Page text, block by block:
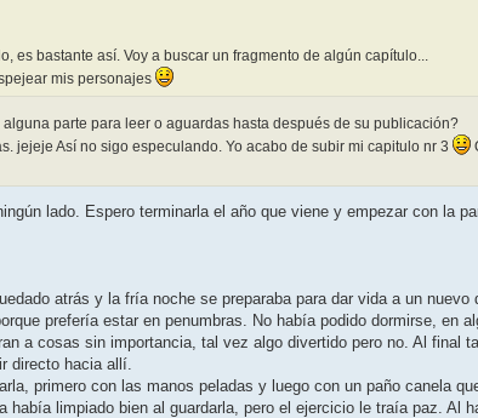
es bastante así. Voy a buscar un fragmento de algún capítulo...
mis personajes
parte para leer o aguardas hasta después de su publicación?
jejeje Así no sigo especulando. Yo acabo de subir mi capitulo nr 3
lado. Espero terminarla el año que viene y empezar con la
atrás y la fría noche se preparaba para dar vida a un nuevo
prefería estar en penumbras. No había podido dormirse, en
a cosas sin importancia, tal vez algo divertido pero no. Al final
directo hacia allí.
primero con las manos peladas y luego con un paño canela
había limpiado bien al guardarla, pero el ejercicio le traía paz. Al